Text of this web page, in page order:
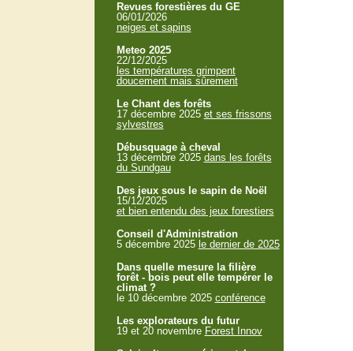
Revues forestières du GE
06/01/2026
neiges et sapins
Meteo 2025
22/12/2025
les températures grimpent
doucement mais sûrement
Le Chant des forêts
17 décembre 2025 et ses frissons
sylvestres
Débusquage à cheval
13 décembre 2025 dans les forêts
du Sundgau
Des jeux sous le sapin de Noël
15/12/2025
et bien entendu des jeux forestiers
Conseil d'Administration
5 décembre 2025 le dernier de 2025
Dans quelle mesure la filière
forêt - bois peut elle tempérer le
climat ?
le 10 décembre 2025 conférence
Les explorateurs du futur
19 et 20 novembre Forest Innov